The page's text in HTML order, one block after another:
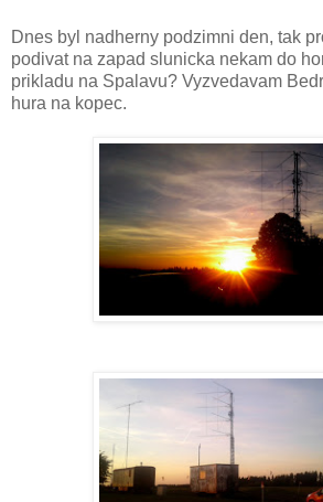
Dnes byl nadherny podzimni den, tak
podivat na zapad slunicka nekam do
prikladu na Spalavu? Vyzvedavam
hura na kopec.